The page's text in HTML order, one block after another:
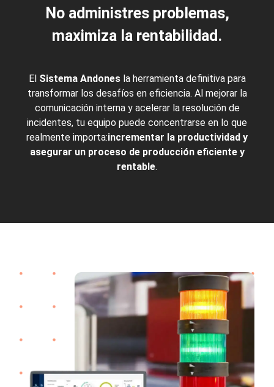
No administres problemas,
maximiza la rentabilidad.
El Sistema Andonesla herramienta definitiva para
transformar los desafíos en eficiencia. Al mejorar la
comunicación interna y acelerar la resolución de
incidentes, tu equipo puede concentrarse en lo que
realmente importa:incrementar la productividad y
asegurar un proceso de producción eficiente y
rentable.